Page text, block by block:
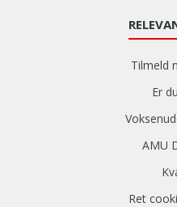
Tilmeld
Er
AMU
Ret